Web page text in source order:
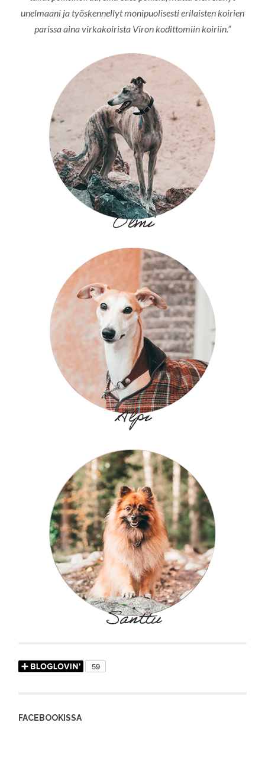
unelmaani ja työskennellyt monipuolisesti erilaisten koirien
parissa aina virkakoirista Viron kodittomiin koiriin.”
FACEBOOKISSA